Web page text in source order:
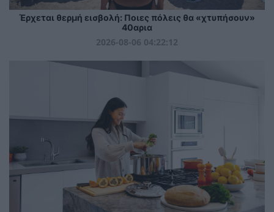
Έρχεται θερμή εισβολή: Ποιες πόλεις θα «χτυπήσουν»
40αρια
2026-08-06 04:22:12